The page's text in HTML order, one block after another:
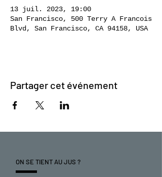
13 juil. 2023, 19:00
San Francisco, 500 Terry A Francois
Blvd, San Francisco, CA 94158, USA
Partager cet événement
ON SE TIENT AU JUS ?